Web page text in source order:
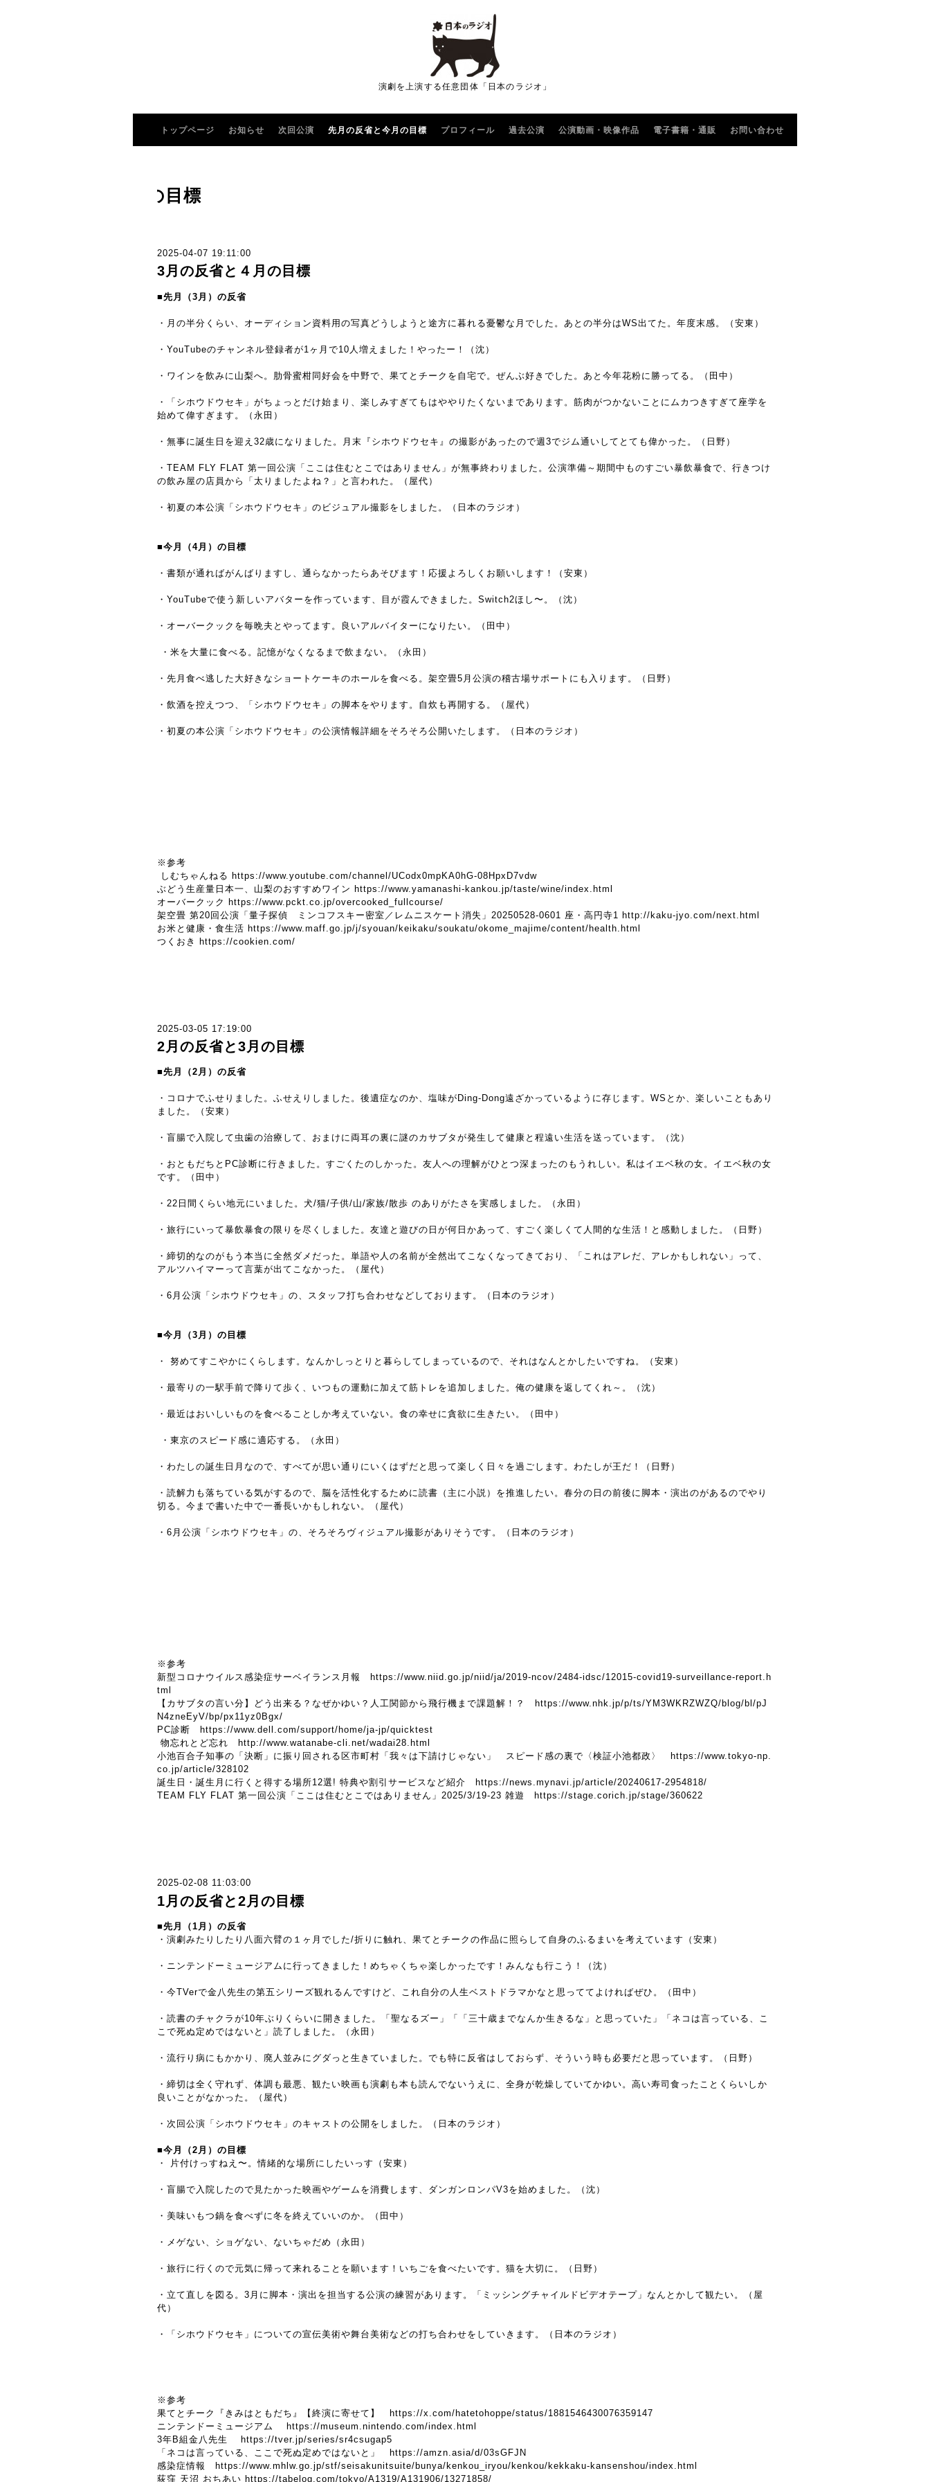
演劇を上演する任意団体「日本のラジオ」
トップページ お知らせ 次回公演 先月の反省と今月の目標 プロフィール 過去公演 公演動画・映像作品 電子書籍・通販 お問い合わせ
先月の反省と今月の目標
2025-04-07 19:11:00
3月の反省と４月の目標
■先月（3月）の反省
・月の半分くらい、オーディション資料用の写真どうしようと途方に暮れる憂鬱な月でした。あとの半分はWS出てた。年度末感。（安東）
・YouTubeのチャンネル登録者が1ヶ月で10人増えました！やったー！（沈）
・ワインを飲みに山梨へ。肋骨蜜柑同好会を中野で、果てとチークを自宅で。ぜんぶ好きでした。あと今年花粉に勝ってる。（田中）
・「シホウドウセキ」がちょっとだけ始まり、楽しみすぎてもはややりたくないまであります。筋肉がつかないことにムカつきすぎて座学を
始めて偉すぎます。（永田）
・無事に誕生日を迎え32歳になりました。月末『シホウドウセキ』の撮影があったので週3でジム通いしてとても偉かった。（日野）
・TEAM FLY FLAT 第一回公演「ここは住むとこではありません」が無事終わりました。公演準備～期間中ものすごい暴飲暴食で、行きつけ
の飲み屋の店員から「太りましたよね？」と言われた。（屋代）
・初夏の本公演「シホウドウセキ」のビジュアル撮影をしました。（日本のラジオ）
■今月（4月）の目標
・書類が通ればがんばりますし、通らなかったらあそびます！応援よろしくお願いします！（安東）
・YouTubeで使う新しいアバターを作っています、目が霞んできました。Switch2ほし〜。（沈）
・オーバークックを毎晩夫とやってます。良いアルバイターになりたい。（田中）
・米を大量に食べる。記憶がなくなるまで飲まない。（永田）
・先月食べ逃した大好きなショートケーキのホールを食べる。架空畳5月公演の稽古場サポートにも入ります。（日野）
・飲酒を控えつつ、「シホウドウセキ」の脚本をやります。自炊も再開する。（屋代）
・初夏の本公演「シホウドウセキ」の公演情報詳細をそろそろ公開いたします。（日本のラジオ）
※参考
しむちゃんねる https://www.youtube.com/channel/UCodx0mpKA0hG-08HpxD7vdw
ぶどう生産量日本一、山梨のおすすめワイン https://www.yamanashi-kankou.jp/taste/wine/index.html
オーバークック https://www.pckt.co.jp/overcooked_fullcourse/
架空畳 第20回公演「量子探偵 ミンコフスキー密室／レムニスケート消失」20250528-0601 座・高円寺1 http://kaku-jyo.com/next.html
お米と健康・食生活 https://www.maff.go.jp/j/syouan/keikaku/soukatu/okome_majime/content/health.html
つくおき https://cookien.com/
2025-03-05 17:19:00
2月の反省と3月の目標
■先月（2月）の反省
・コロナでふせりました。ふせえりしました。後遺症なのか、塩味がDing-Dong遠ざかっているように存じます。WSとか、楽しいこともあり
ました。（安東）
・盲腸で入院して虫歯の治療して、おまけに両耳の裏に謎のカサブタが発生して健康と程遠い生活を送っています。（沈）
・おともだちとPC診断に行きました。すごくたのしかった。友人への理解がひとつ深まったのもうれしい。私はイエベ秋の女。イエベ秋の女
です。（田中）
・22日間くらい地元にいました。犬/猫/子供/山/家族/散歩 のありがたさを実感しました。（永田）
・旅行にいって暴飲暴食の限りを尽くしました。友達と遊びの日が何日かあって、すごく楽しくて人間的な生活！と感動しました。（日野）
・締切的なのがもう本当に全然ダメだった。単語や人の名前が全然出てこなくなってきており、「これはアレだ、アレかもしれない」って、
アルツハイマーって言葉が出てこなかった。（屋代）
・6月公演「シホウドウセキ」の、スタッフ打ち合わせなどしております。（日本のラジオ）
■今月（3月）の目標
・ 努めてすこやかにくらします。なんかしっとりと暮らしてしまっているので、それはなんとかしたいですね。（安東）
・最寄りの一駅手前で降りて歩く、いつもの運動に加えて筋トレを追加しました。俺の健康を返してくれ～。（沈）
・最近はおいしいものを食べることしか考えていない。食の幸せに貪欲に生きたい。（田中）
・東京のスピード感に適応する。（永田）
・わたしの誕生日月なので、すべてが思い通りにいくはずだと思って楽しく日々を過ごします。わたしが王だ！（日野）
・読解力も落ちている気がするので、脳を活性化するために読書（主に小説）を推進したい。春分の日の前後に脚本・演出のがあるのでやり
切る。今まで書いた中で一番長いかもしれない。（屋代）
・6月公演「シホウドウセキ」の、そろそろヴィジュアル撮影がありそうです。（日本のラジオ）
※参考
新型コロナウイルス感染症サーベイランス月報
https://www.niid.go.jp/niid/ja/2019-ncov/2484-idsc/12015-covid19-surveillance-report.h
tml
【カサブタの言い分】どう出来る？なぜかゆい？人工関節から飛行機まで課題解！？
https://www.nhk.jp/p/ts/YM3WKRZWZQ/blog/bl/pJ
N4zneEyV/bp/px11yz0Bgx/
PC診断
https://www.dell.com/support/home/ja-jp/quicktest
物忘れとど忘れ
http://www.watanabe-cli.net/wadai28.html
小池百合子知事の「決断」に振り回される区市町村「我々は下請けじゃない」 スピード感の裏で〈検証小池都政〉
https://www.tokyo-np.
co.jp/article/328102
誕生日・誕生月に行くと得する場所12選! 特典や割引サービスなど紹介
https://news.mynavi.jp/article/20240617-2954818/
TEAM FLY FLAT 第一回公演「ここは住むとこではありません」2025/3/19-23 雑遊
https://stage.corich.jp/stage/360622
2025-02-08 11:03:00
1月の反省と2月の目標
■先月（1月）の反省
・演劇みたりしたり八面六臂の１ヶ月でした/折りに触れ、果てとチークの作品に照らして自身のふるまいを考えています（安東）
・ニンテンドーミュージアムに行ってきました！めちゃくちゃ楽しかったです！みんなも行こう！（沈）
・今TVerで金八先生の第五シリーズ観れるんですけど、これ自分の人生ベストドラマかなと思っててよければぜひ。（田中）
・読書のチャクラが10年ぶりくらいに開きました。「聖なるズー」「「三十歳までなんか生きるな」と思っていた」「ネコは言っている、こ
こで死ぬ定めではないと」読了しました。（永田）
・流行り病にもかかり、廃人並みにグダっと生きていました。でも特に反省はしておらず、そういう時も必要だと思っています。（日野）
・締切は全く守れず、体調も最悪、観たい映画も演劇も本も読んでないうえに、全身が乾燥していてかゆい。高い寿司食ったことくらいしか
良いことがなかった。（屋代）
・次回公演「シホウドウセキ」のキャストの公開をしました。（日本のラジオ）
■今月（2月）の目標
・ 片付けっすねえ〜。情緒的な場所にしたいっす（安東）
・盲腸で入院したので見たかった映画やゲームを消費します、ダンガンロンパV3を始めました。（沈）
・美味いもつ鍋を食べずに冬を終えていいのか。（田中）
・メゲない、ショゲない、ないちゃだめ（永田）
・旅行に行くので元気に帰って来れることを願います！いちごを食べたいです。猫を大切に。（日野）
・ 立て直しを図る。3月に脚本・演出を担当する公演の練習があります。「ミッシングチャイルドビデオテープ」なんとかして観たい。（屋
代）
・「シホウドウセキ」についての宣伝美術や舞台美術などの打ち合わせをしていきます。（日本のラジオ）
※参考
果てとチーク『きみはともだち』【終演に寄せて】
https://x.com/hatetohoppe/status/1881546430076359147
ニンテンドーミュージアム
https://museum.nintendo.com/index.html
3年B組金八先生
https://tver.jp/series/sr4csugap5
「ネコは言っている、ここで死ぬ定めではないと」
https://amzn.asia/d/03sGFJN
感染症情報
https://www.mhlw.go.jp/stf/seisakunitsuite/bunya/kenkou_iryou/kenkou/kekkaku-kansenshou/index.html
荻窪 天沼 おちあい https://tabelog.com/tokyo/A1319/A131906/13271858/